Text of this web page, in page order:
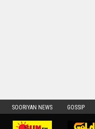
SOORIYAN NEWS GOSSIP